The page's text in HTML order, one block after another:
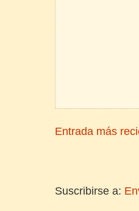
Entrada más
Suscribirse a: